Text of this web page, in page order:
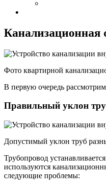
Канализационная
Фото квартирной
В первую очередь
Правильный уклон
Допустимый уклон труб
Трубопровод
используются
следующие проблемы: